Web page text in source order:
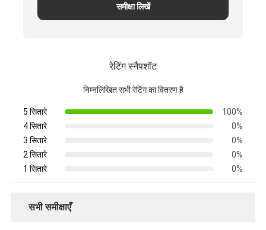
समीक्षा लिखें
रेटिंग स्नैपशॉट
निम्नलिखित सभी रेटिंग का वितरण है
5 सितारे
100%
4 सितारे
0%
3 सितारे
0%
2 सितारे
0%
1 सितारे
0%
सभी समीक्षाएँ